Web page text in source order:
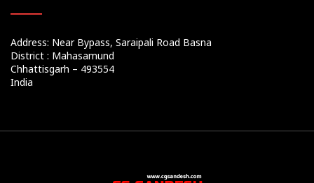
Address: Near Bypass, Saraipali Road Basna
District : Mahasamund
Chhattisgarh – 493554
India